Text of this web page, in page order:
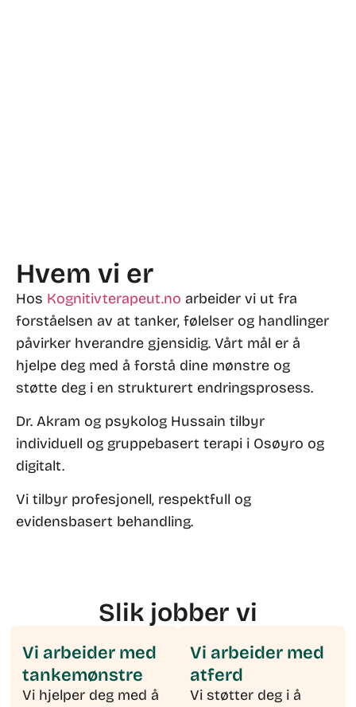
Hvem vi er
Hos Kognitivterapeut.no arbeider vi ut fra
forståelsen av at tanker, følelser og handlinger
påvirker hverandre gjensidig. Vårt mål er å
hjelpe deg med å forstå dine mønstre og
støtte deg i en strukturert endringsprosess.
Dr. Akram og psykolog Hussain tilbyr
individuell og gruppebasert terapi i Osøyro og
digitalt.
Vi tilbyr profesjonell, respektfull og
evidensbasert behandling.
Slik jobber vi
Vi arbeider med
tankemønstre
Vi hjelper deg med å
Vi arbeider med
atferd
Vi støtter deg i å